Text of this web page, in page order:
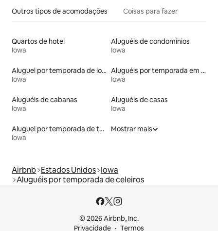
Outros tipos de acomodações Coisas para fazer
Quartos de hotel
Iowa
Aluguéis de condomínios
Iowa
Aluguel por temporada de lofts
Iowa
Aluguéis por temporada em acampamentos
Iowa
Aluguéis de cabanas
Iowa
Aluguéis de casas
Iowa
Aluguel por temporada de tendas
Iowa
Mostrar mais
Airbnb Estados Unidos Iowa
Aluguéis por temporada de celeiros
© 2026 Airbnb, Inc.
Privacidade
Termos